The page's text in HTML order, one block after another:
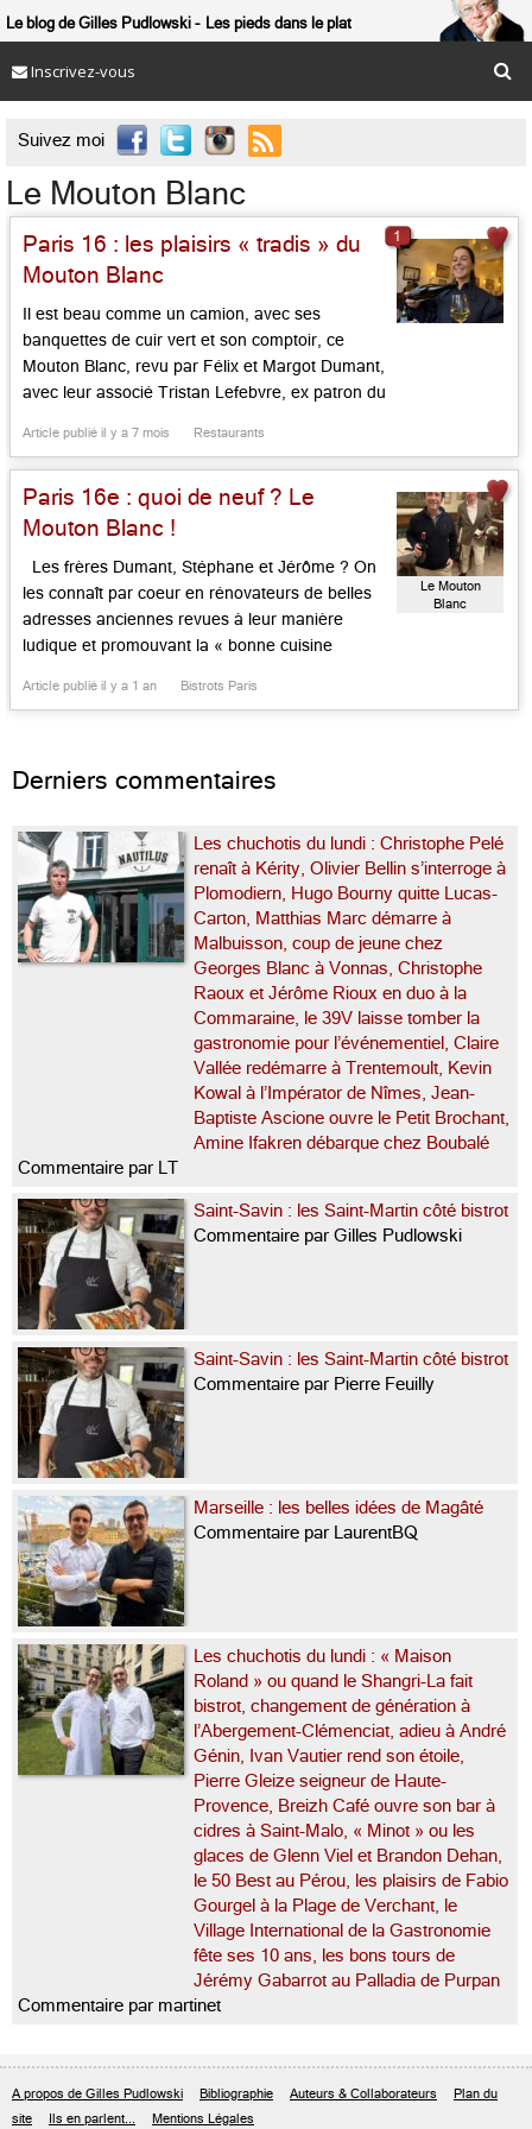
Le blog de Gilles Pudlowski Les pieds dans le plat
Inscrivez-vous
Suivez moi 
Le Mouton Blanc
Paris 16 : les plaisirs « tradis » du
Mouton Blanc
Il est beau comme un camion, avec ses
banquettes de cuir vert et son comptoir, ce
Mouton Blanc, revu par Félix et Margot Dumant,
avec leur associé Tristan Lefebvre, ex patron du
parlé de ses débuts en mars dernier. L’affaire
tourne, ouvre désormais tous les jours, […]...
Article publié il y a 7 mois Restaurants
1
Paris 16e : quoi de neuf ? Le
Mouton Blanc !
Les frères Dumant, Stéphane et Jérôme ? On
les connaît par coeur en rénovateurs de belles
adresses anciennes revues à leur manière
ludique et promouvant la « bonne cuisine
années 1930 ou 1950, comme les Marches au
Article publié il y a 1 an Bistrots Paris
Le Mouton
Blanc
Derniers commentaires
Les chuchotis du lundi : Christophe Pelé
renaît à Kérity, Olivier Bellin s’interroge à
Plomodiern, Hugo Bourny quitte Lucas-
Carton, Matthias Marc démarre à
Malbuisson, coup de jeune chez
Georges Blanc à Vonnas, Christophe
Raoux et Jérôme Rioux en duo à la
Commaraine, le 39V laisse tomber la
gastronomie pour l’événementiel, Claire
Vallée redémarre à Trentemoult, Kevin
Kowal à l’Impérator de Nîmes, Jean-
Baptiste Ascione ouvre le Petit Brochant,
Amine Ifakren débarque chez Boubalé
Commentaire par LT
Saint-Savin : les Saint-Martin côté bistrot
Commentaire par Gilles Pudlowski
Saint-Savin : les Saint-Martin côté bistrot
Commentaire par Pierre Feuilly
Marseille : les belles idées de Magâté
Commentaire par LaurentBQ
Les chuchotis du lundi : « Maison
Roland » ou quand le Shangri-La fait
bistrot, changement de génération à
l’Abergement-Clémenciat, adieu à André
Génin, Ivan Vautier rend son étoile,
Pierre Gleize seigneur de Haute-
Provence, Breizh Café ouvre son bar à
cidres à Saint-Malo, « Minot » ou les
glaces de Glenn Viel et Brandon Dehan,
le 50 Best au Pérou, les plaisirs de Fabio
Gourgel à la Plage de Verchant, le
Village International de la Gastronomie
fête ses 10 ans, les bons tours de
Jérémy Gabarrot au Palladia de Purpan
Commentaire par martinet
A propos de Gilles Pudlowski Bibliographie Auteurs & Collaborateurs
Plan du
site
Ils en parlent... Mentions Légales